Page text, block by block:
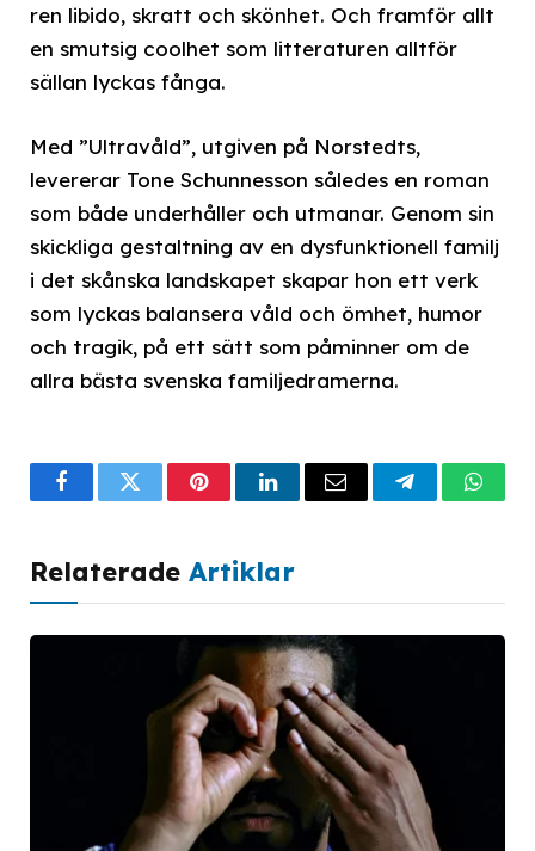
ren libido, skratt och skönhet. Och framför allt
en smutsig coolhet som litteraturen alltför
sällan lyckas fånga.
Med ”Ultravåld”, utgiven på Norstedts,
levererar Tone Schunnesson således en roman
som både underhåller och utmanar. Genom sin
skickliga gestaltning av en dysfunktionell familj
i det skånska landskapet skapar hon ett verk
som lyckas balansera våld och ömhet, humor
och tragik, på ett sätt som påminner om de
allra bästa svenska familjedramerna.
FacebookTwitterPinterestLinkedInEmail Telegram
Relaterade Artiklar